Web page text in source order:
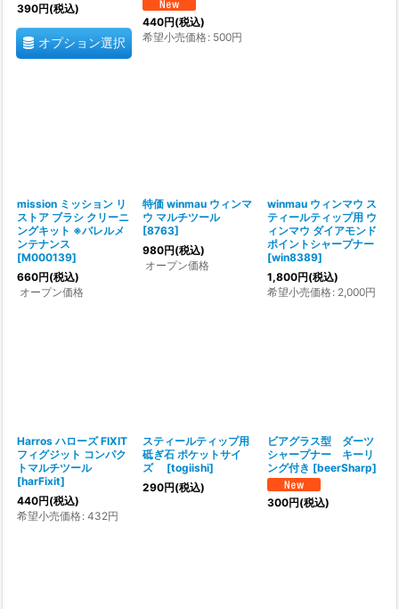
390円(税込)
オプション選択
440円(税込)
希望小売価格: 500円
mission ミッション リ
ストア ブラシ クリーニ
ングキット ※バレルメ
ンテナンス
[M000139]
660円(税込)
オープン価格
特価 winmau ウィンマ
ウ マルチツール
[8763]
980円(税込)
オープン価格
winmau ウィンマウ ス
ティールティップ用 ウ
ィンマウ ダイアモンド
ポイントシャープナー
[win8389]
1,800円(税込)
希望小売価格: 2,000円
Harros ハローズ FIXIT
フィグジット コンパク
トマルチツール
[harFixit]
440円(税込)
希望小売価格: 432円
スティールティップ用
砥ぎ石 ポケットサイ
ズ
[togiishi]
290円(税込)
ビアグラス型 ダーツ
シャープナー キーリ
ング付き [beerSharp]
300円(税込)